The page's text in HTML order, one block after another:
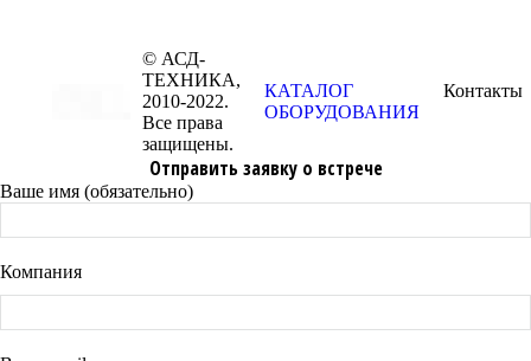
© АСД-
ТЕХНИКА,
2010-2022.
Все права
защищены.
КАТАЛОГ
ОБОРУДОВАНИЯ
Контакты
Отправить заявку о встрече
Ваше имя (обязательно)
Компания